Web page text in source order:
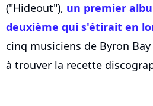
("Hideout"), un premier
deuxième qui s'étirait en
cinq musiciens de Byron
à trouver la recette